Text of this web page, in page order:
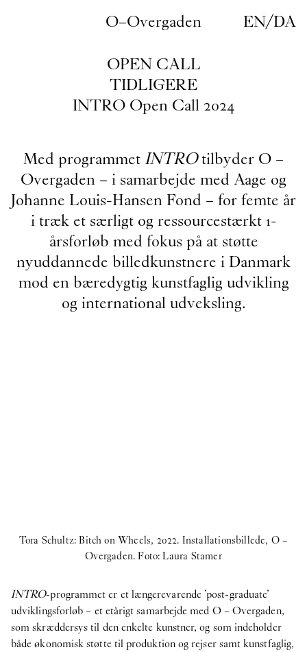
O–Overgaden EN/DA
OPEN CALL
TIDLIGERE
INTRO Open Call 2024
Med programmet INTROtilbyder O –
Overgaden – i samarbejde med Aage og
Johanne Louis-Hansen Fond – for femte år
i træk et særligt og ressourcestærkt 1-
årsforløb med fokus på at støtte
nyuddannede billedkunstnere i Danmark
mod en bæredygtig kunstfaglig udvikling
og international udveksling.
Tora Schultz: Bitch on Wheels, 2022. Installationsbillede, O –
Overgaden. Foto: Laura Stamer
INTRO-programmet er et længerevarende ’post-graduate’
udviklingsforløb – et etårigt samarbejde med O – Overgaden,
som skræddersys til den enkelte kunstner, og som indeholder
både økonomisk støtte til produktion og rejser samt kunstfaglig,